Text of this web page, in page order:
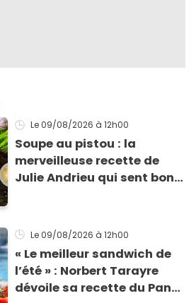
Le 09/08/2026 à 12h00
Soupe au pistou : la
merveilleuse recette de
Julie Andrieu qui sent bon
Le 09/08/2026 à 12h00
« Le meilleur sandwich de
l’été » : Norbert Tarayre
dévoile sa recette du Pan